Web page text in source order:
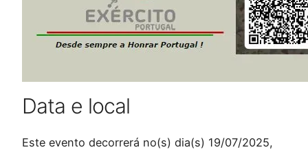
Data e local
Este evento decorrerá no(s) dia(s) 19/07/2025,